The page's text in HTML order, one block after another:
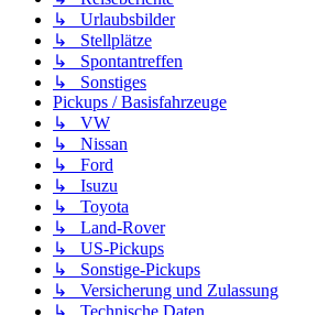
↳ Urlaubsbilder
↳ Stellplätze
↳ Spontantreffen
↳ Sonstiges
Pickups / Basisfahrzeuge
↳ VW
↳ Nissan
↳ Ford
↳ Isuzu
↳ Toyota
↳ Land-Rover
↳ US-Pickups
↳ Sonstige-Pickups
↳ Versicherung und Zulassung
↳ Technische Daten